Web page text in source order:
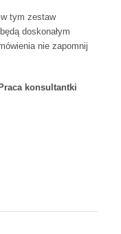
tym zestaw
doskonałym
nie zapomnij
Praca konsultantki